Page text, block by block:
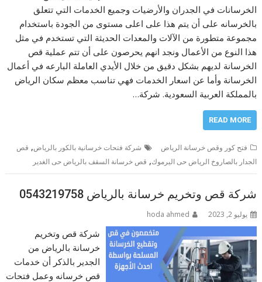
الخرسانات في الجدران والأرضيات وجميع الخدمات التي تتعلق
بالخرسانه على أن يتم هذا على اعلى مستوى من الجودة باستخدام
مجموعة متطورة من الآلات والمعدات الحديثة التي تستخدم في مثل
هذا النوع من الأعمال ونجد انهم يحرصون على أن تتم عملية قص
الخرسانة لديهم بشكل دقيق من خلال الأيدي العاملة البارعه في أعمال
الخرسانة وأما عن اسعار الخدمات فهي تناسب معظم سكان الرياض
بالمملكة العربية السعودية. شركة…
READ MORE
فتح كور وقص خرسانة الرياض شركة فتحات خرسانية بالكور بالرياض, قص
الجدار بالصاروخ الرياض حى اليرموك, قص خرسانة السقف بالرياض حى الغدير
شركة قص وتخريم خرسانة بالرياض 0543219758
يوليو 2, 2023 hoda ahmed
شركة قص وتخريم
خرسانة بالرياض من
الجدير بالذكر أن خدمات
قص خرسانه وعمل فتحات